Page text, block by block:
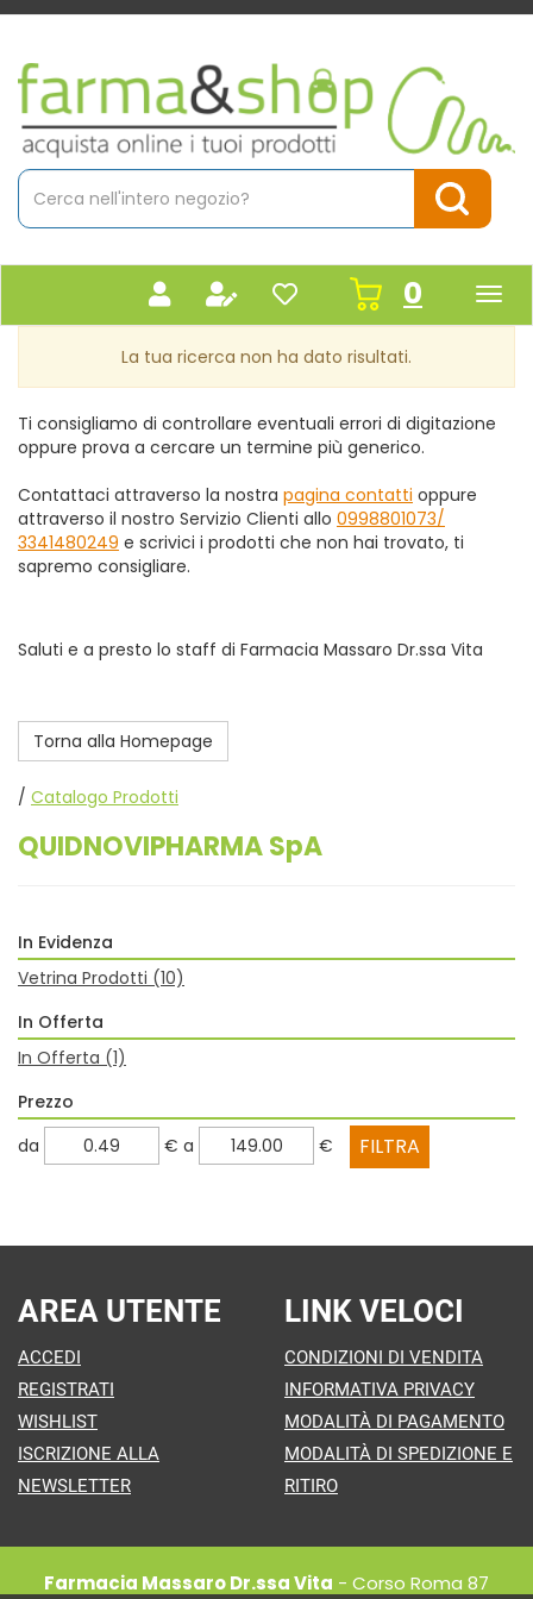
Passa
contenuto
principale
Farmacia
Massaro
Cerca
Prodotto
Cerca
0inseriti
La tua ricerca non ha dato risultati.
Ti consigliamo di controllare eventuali errori di digitazione
oppure prova a cercare un termine più generico.
Contattaci attraverso la nostra pagina contatti oppure
attraverso il nostro Servizio Clienti allo 0998801073/
3341480249 e scrivici i prodotti che non hai trovato, ti
sapremo consigliare.
Saluti e a presto lo staff di Farmacia Massaro Dr.ssa Vita
Torna alla Homepage
/ Catalogo Prodotti
QUIDNOVIPHARMA SpA
In Evidenza
Vetrina Prodotti (10)
In Offerta
In Offerta (1)
Prezzo
filtra
da € filtra
a €
AREA UTENTE
ACCEDI
REGISTRATI
WISHLIST
ISCRIZIONE ALLA
NEWSLETTER
LINK VELOCI
CONDIZIONI DI VENDITA
INFORMATIVA PRIVACY
MODALITÀ DI PAGAMENTO
MODALITÀ DI SPEDIZIONE E
RITIRO
Farmacia Massaro Dr.ssa Vita - Corso Roma 87